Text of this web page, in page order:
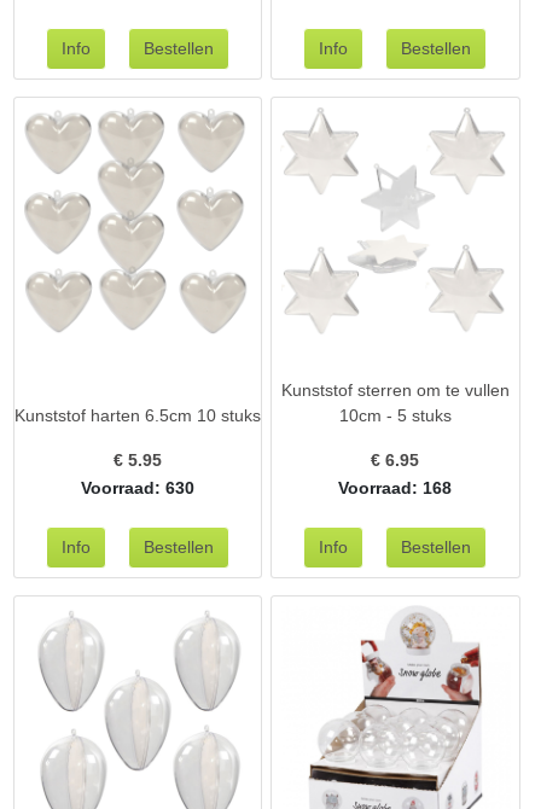
Kunststof harten 6.5cm 10 stuks
€ 5.95
Voorraad: 630
Kunststof sterren om te vullen
10cm - 5 stuks
€6.95
Voorraad: 168